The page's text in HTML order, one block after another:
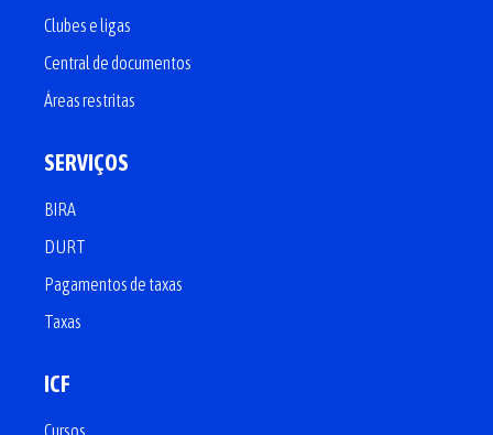
Clubes e ligas
Central de documentos
Áreas restritas
SERVIÇOS
BIRA
DURT
Pagamentos de taxas
Taxas
ICF
Cursos